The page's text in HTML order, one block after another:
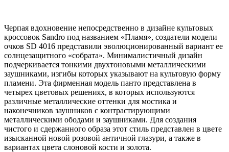
Черпая вдохновение непосредственно в дизайне культовых
кроссовок Sandro под названием «Пламя», создатели модели
очков SD 4016 представили эволюционированный вариант ее
солнцезащитного «собрата». Минималистичный дизайн
подчеркивается тонкими двухтоновыми металлическими
заушниками, изгибы которых указывают на культовую форму
пламени. Эта фирменная модель панто представлена ​​в
четырех цветовых решениях, в которых используются
различные металлические оттенки для мостика и
наконечников заушников с контрастирующими
металлическими ободами и заушниками. Для создания
чистого и сдержанного образа этот стиль представлен в цвете
изысканной новой розовой античной глазури, а также в
вариантах цвета слоновой кости и золота.